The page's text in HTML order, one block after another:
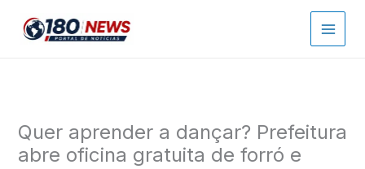
para
Quer aprender a dançar? Prefeitura
abre oficina gratuita de forró e